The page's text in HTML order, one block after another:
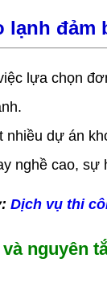
đảm
lựa chọn
dự án
nghề cao,
Dịch vụ thi
nguyên